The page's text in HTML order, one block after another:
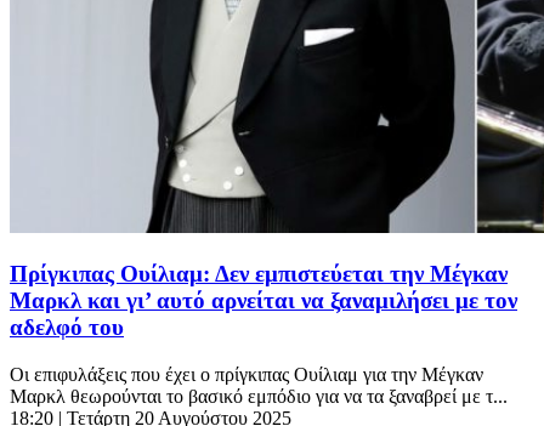
Πρίγκιπας Ουίλιαμ: Δεν εμπιστεύεται την Μέγκαν
Μαρκλ και γι’ αυτό αρνείται να ξαναμιλήσει με τον
αδελφό του
Οι επιφυλάξεις που έχει ο πρίγκιπας Ουίλιαμ για την Μέγκαν
Μαρκλ θεωρούνται το βασικό εμπόδιο για να τα ξαναβρεί με τ...
18:20 | Τετάρτη 20 Αυγούστου 2025